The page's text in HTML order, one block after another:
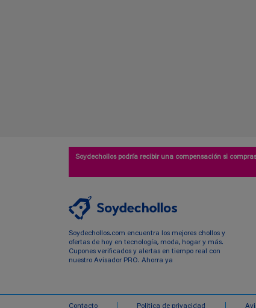
Soydechollos podría recibir una compensación si
Soydechollos.com encuentra los mejores chollos y
ofertas de hoy en tecnología, moda, hogar y más.
Cupones verificados y alertas en tiempo real con
nuestro Avisador PRO. Ahorra ya
Contacto Politica de privacidad